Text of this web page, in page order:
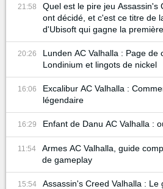
21:58
Quel est le pire jeu Assassin's
ont décidé, et c'est ce titre de
d'Ubisoft qui gagne la
20:26
Lunden AC Valhalla : Page de
Londinium et lingots de nickel
16:06
Excalibur AC Valhalla :
légendaire
16:29 Enfant de Danu AC Valhalla :
11:54
Armes AC Valhalla, guide
de gameplay
15:54
Assassin's Creed Valhalla : Le